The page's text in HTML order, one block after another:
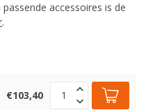
accessoires is de
.
€103,40